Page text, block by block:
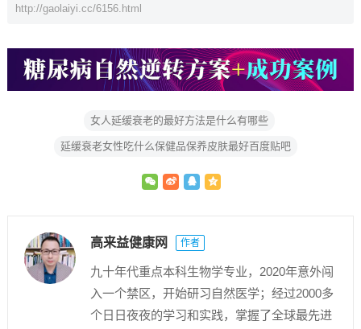
http://gaolaiyi.cc/6156.html
女人延缓衰老的最好方法是什么有哪些
延缓衰老女性吃什么保健品保养皮肤最好百度贴吧
高来益健康网 作者
九十年代重点本科生物学专业，2020年意外闯
入一个禁区，开始研习自然医学；经过2000多
个日日夜夜的学习和实践，掌握了全球最先进